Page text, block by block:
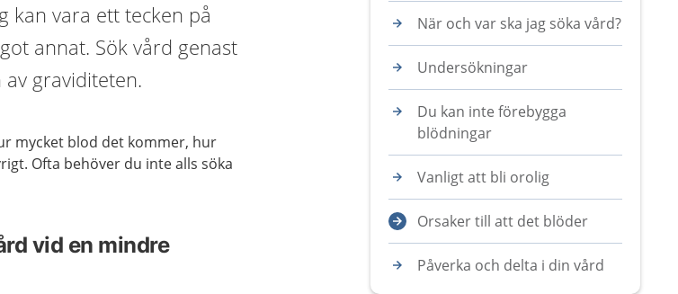
kan vara ett tecken på
annat. Sök vård genast
graviditeten.
mycket blod det kommer, hur
Ofta behöver du inte alls söka
vid en mindre
När och var ska jag söka vård?
Undersökningar
Du kan inte förebygga
blödningar
Vanligt att bli orolig
Orsaker till att det blöder
Påverka och delta i din vård